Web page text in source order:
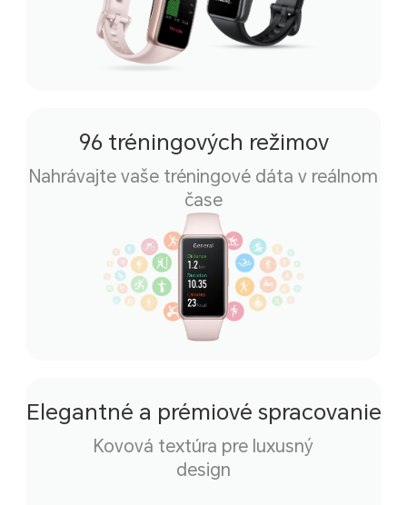
96 tréningových režimov
Nahrávajte vaše tréningové dáta v reálnom
čase
Elegantné a prémiové spracovanie
Kovová textúra pre luxusný
design